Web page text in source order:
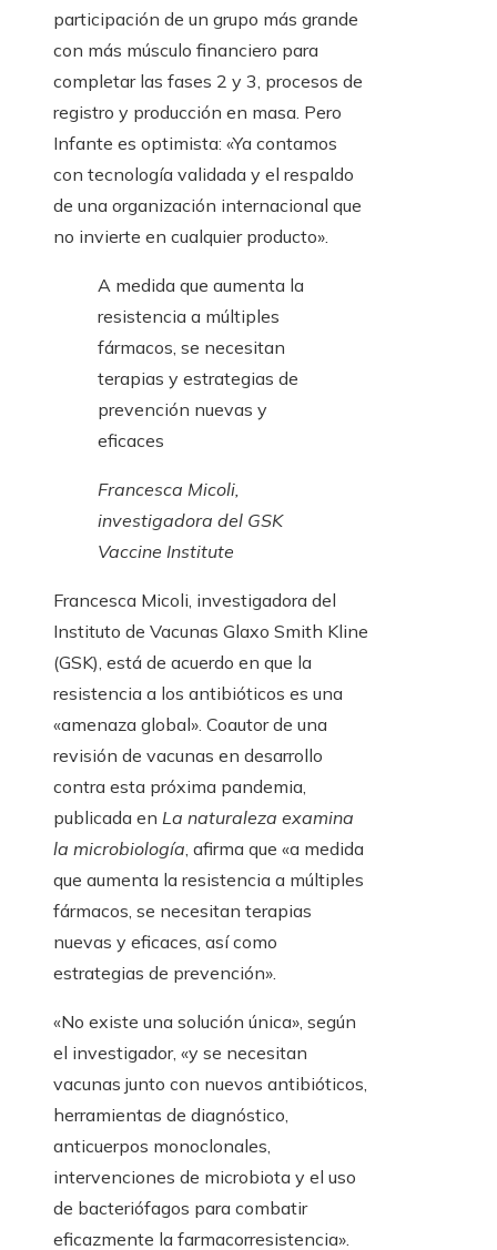
participación de un grupo más grande
con más músculo financiero para
completar las fases 2 y 3, procesos de
registro y producción en masa. Pero
Infante es optimista: «Ya contamos
con tecnología validada y el respaldo
de una organización internacional que
no invierte en cualquier producto».
A medida que aumenta la
resistencia a múltiples
fármacos, se necesitan
terapias y estrategias de
prevención nuevas y
eficaces
Francesca Micoli,
investigadora del GSK
Vaccine Institute
Francesca Micoli, investigadora del
Instituto de Vacunas Glaxo Smith Kline
(GSK), está de acuerdo en que la
resistencia a los antibióticos es una
«amenaza global». Coautor de una
revisión de vacunas en desarrollo
contra esta próxima pandemia,
publicada en La naturaleza examina
la microbiología , afirma que «a medida
que aumenta la resistencia a múltiples
fármacos, se necesitan terapias
nuevas y eficaces, así como
estrategias de prevención».
«No existe una solución única», según
el investigador, «y se necesitan
vacunas junto con nuevos antibióticos,
herramientas de diagnóstico,
anticuerpos monoclonales,
intervenciones de microbiota y el uso
de bacteriófagos para combatir
eficazmente la farmacorresistencia».